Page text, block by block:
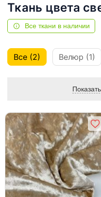
Ткань цвета
Все ткани в наличии
Все (2) Велюр (1)